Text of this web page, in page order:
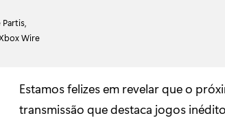
Wire
Estamos felizes em revelar que o
transmissão que destaca jogos